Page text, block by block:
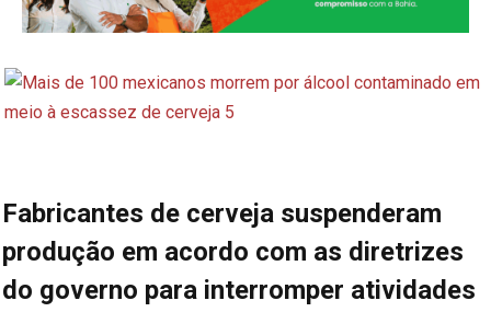
Fabricantes de cerveja suspenderam
produção em acordo com as diretrizes
do governo para interromper atividades